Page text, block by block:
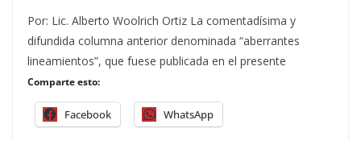
Por: Lic. Alberto Woolrich Ortiz La comentadísima y
difundida columna anterior denominada “aberrantes
lineamientos”, que fuese publicada en el presente
Comparte esto:
Facebook WhatsApp